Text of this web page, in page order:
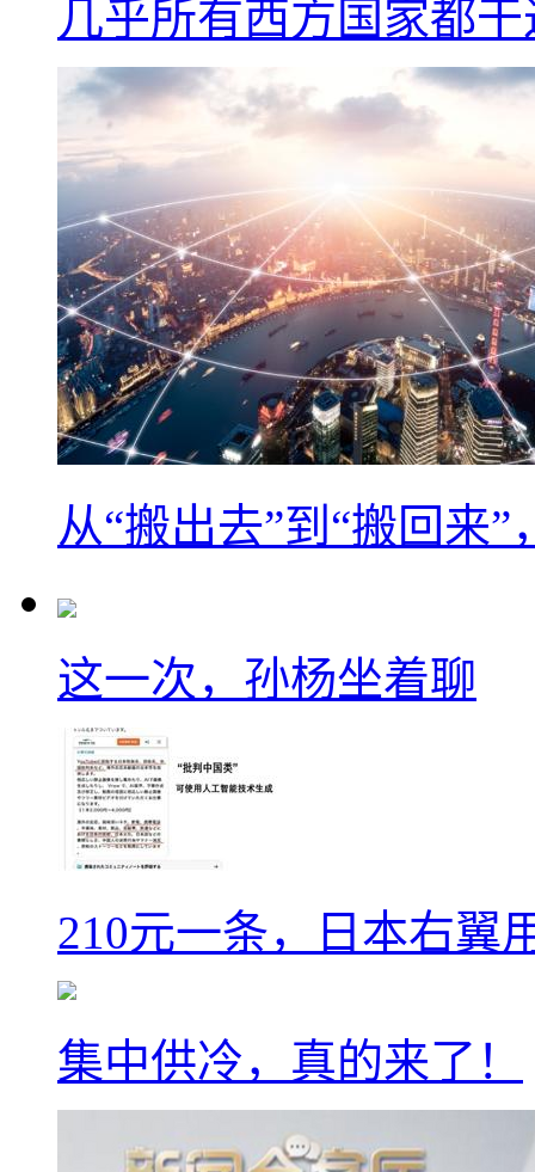
几乎所有西方国家都
从“搬出去”到“搬回来
这一次，孙杨坐着聊
210元一条，日本右翼
集中供冷，真的来了！